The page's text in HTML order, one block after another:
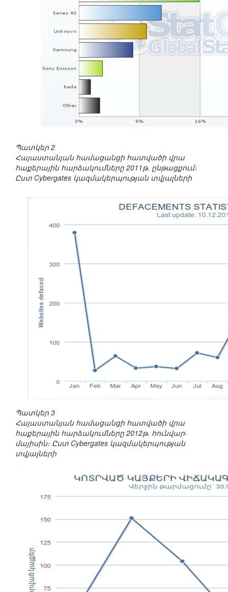
Պատկեր 2
Հայաստանյան համացանցի հատվածի վրա
հաքերային հարձակումները 2011թ. ընթացքում։
Ըստ Cybergates կազմակերպության տվյալների
Պատկեր 3
Հայաստանյան համացանցի հատվածի վրա
հաքերային հարձակումները 2012թ. հունվար-
մայիսին։ Ըստ Cybergates կազմակերպության
տվյալների